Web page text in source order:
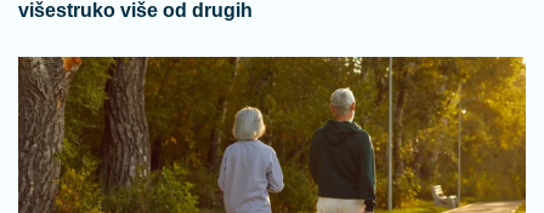
višestruko više od drugih